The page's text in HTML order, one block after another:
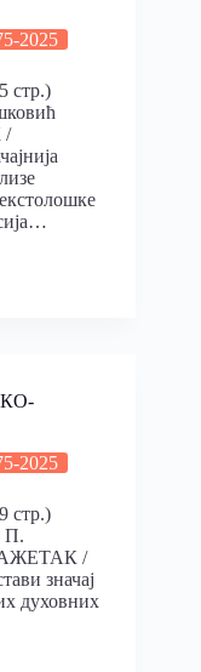
2025
стр.)
/
2025
стр.)
П.
/
значај
духовних